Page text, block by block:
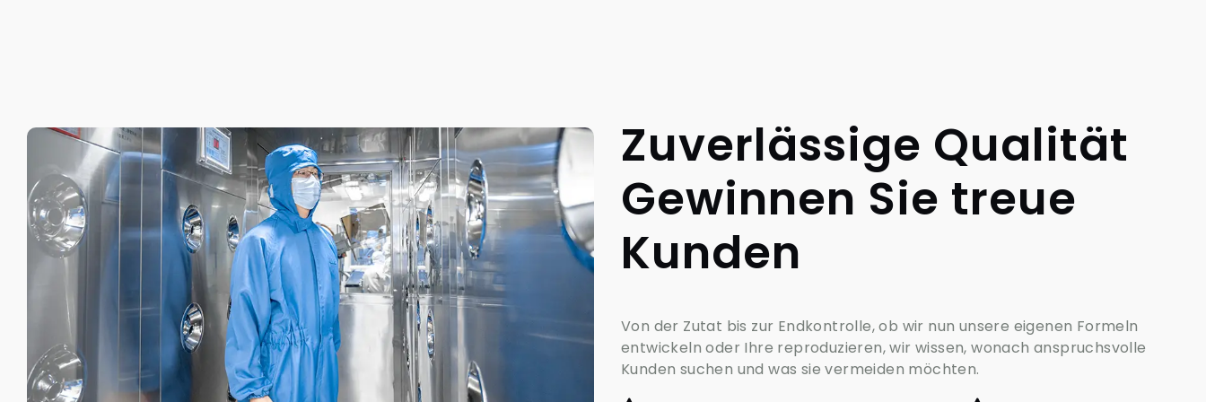
Zuverlässige Qualität
Gewinnen Sie treue
Kunden
Von der Zutat bis zur Endkontrolle, ob wir nun unsere eigenen Formeln
entwickeln oder Ihre reproduzieren, wir wissen, wonach anspruchsvolle
Kunden suchen und was sie vermeiden möchten.